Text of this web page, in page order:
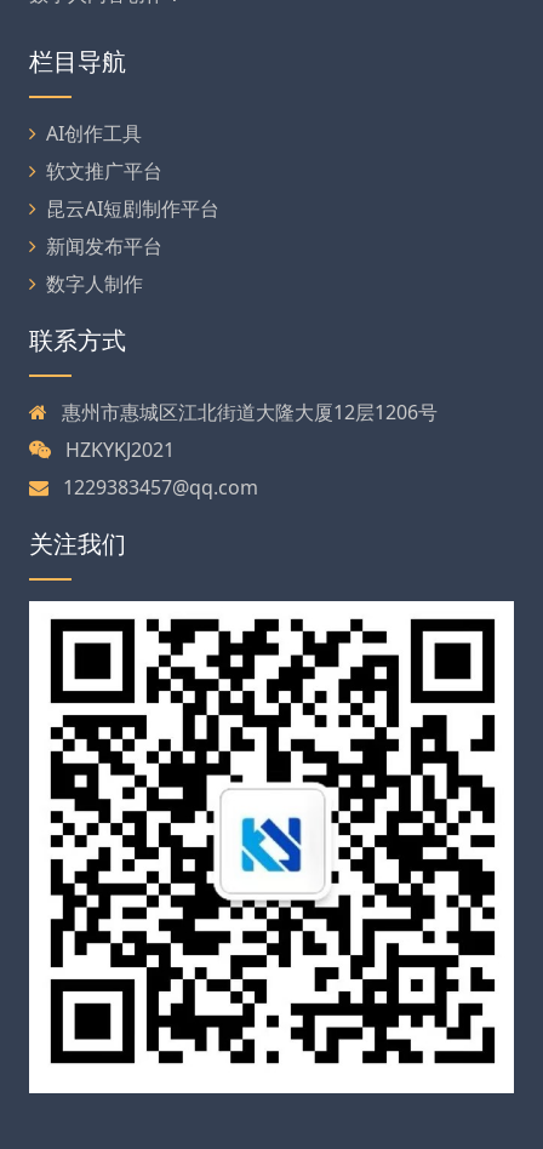
栏目导航
AI创作工具
软文推广平台
昆云AI短剧制作平台
新闻发布平台
数字人制作
联系方式
惠州市惠城区江北街道大隆大厦12层1206号
HZKYKJ2021
1229383457@qq.com
关注我们